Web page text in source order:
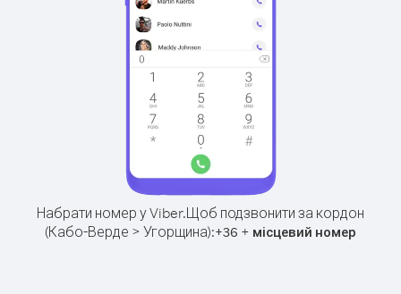
Набрати номер у Viber.Щоб подзвонити за кордон
(Кабо-Верде > Угорщина):+36 + місцевий номер